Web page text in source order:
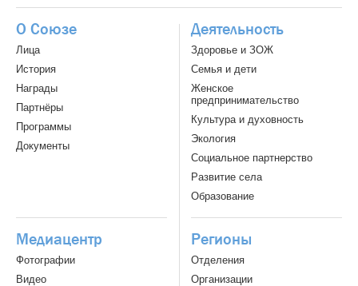
О Союзе
Лица
История
Награды
Партнёры
Программы
Документы
Деятельность
Здоровье и ЗОЖ
Семья и дети
Женское
предпринимательство
Культура и духовность
Экология
Социальное партнерство
Развитие села
Образование
Медиацентр
Фотографии
Видео
Регионы
Отделения
Организации